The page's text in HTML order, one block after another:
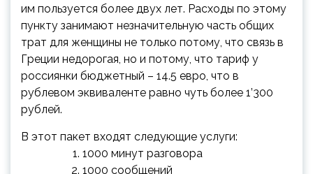
им пользуется более двух лет. Расходы по этому
пункту занимают незначительную часть общих
трат для женщины не только потому, что связь в
Греции недорогая, но и потому, что тариф у
россиянки бюджетный – 14.5 евро, что в
рублевом эквиваленте равно чуть более 1’300
рублей.
В этот пакет входят следующие услуги:
1000 минут разговора
1000 сообщений